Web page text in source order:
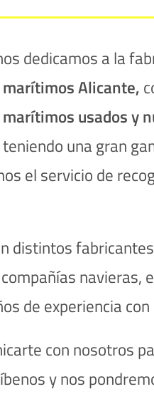
dedicamos a la
Alicante,
usados y
una gran
el servicio de
distintos
de experiencia
con nosotros
y nos